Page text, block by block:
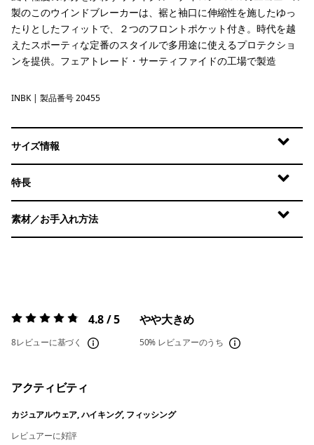
製のこのウインドブレーカーは、裾と袖口に伸縮性を施したゆっ
たりとしたフィットで、２つのフロントポケット付き。時代を越
えたスポーティな定番のスタイルで多用途に使えるプロテクショ
ンを提供。フェアトレード・サーティファイドの工場で製造
Ink Black
INBK | 製品番号 20455
サイズ情報
特長
素材／お手入れ方法
評価:4.8 / 5 4.8 / 5
8レビューに基づく
やや大きめ
50% レビュアーのうち
アクティビティ
カジュアルウェア, ハイキング, フィッシング
レビュアーに好評